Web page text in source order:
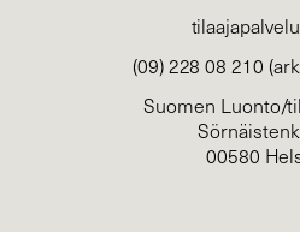
(09) 228 08 210
Suomen Luonto/
00580